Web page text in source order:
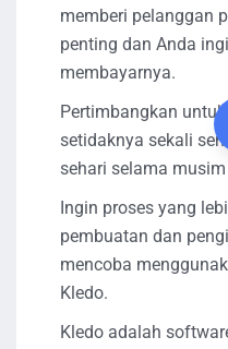
memberi pelanggan
penting dan Anda
membayarnya.
Pertimbangkan
setidaknya sekali
sehari selama
Ingin proses yang
pembuatan dan
mencoba
Kledo.
Kledo adalah